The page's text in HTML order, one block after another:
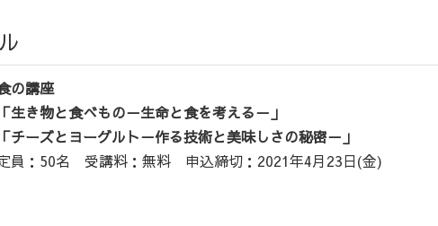
の講座
「生き物と食べもの－生命と食を考える－」
「チーズとヨーグルト－作る技術と美味しさの秘密－」
員：50名 受講料：無料 申込締切：2021年4月23日(金)